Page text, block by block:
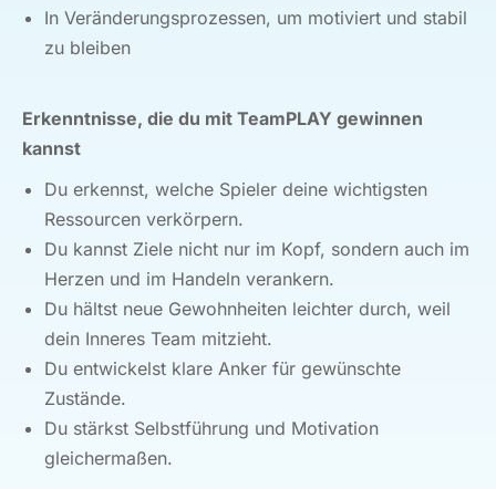
In Veränderungsprozessen, um motiviert und stabil
zu bleiben
Erkenntnisse, die du mit TeamPLAY gewinnen
kannst
Du erkennst, welche Spieler deine wichtigsten
Ressourcen verkörpern.
Du kannst Ziele nicht nur im Kopf, sondern auch im
Herzen und im Handeln verankern.
Du hältst neue Gewohnheiten leichter durch, weil
dein Inneres Team mitzieht.
Du entwickelst klare Anker für gewünschte
Zustände.
Du stärkst Selbstführung und Motivation
gleichermaßen.